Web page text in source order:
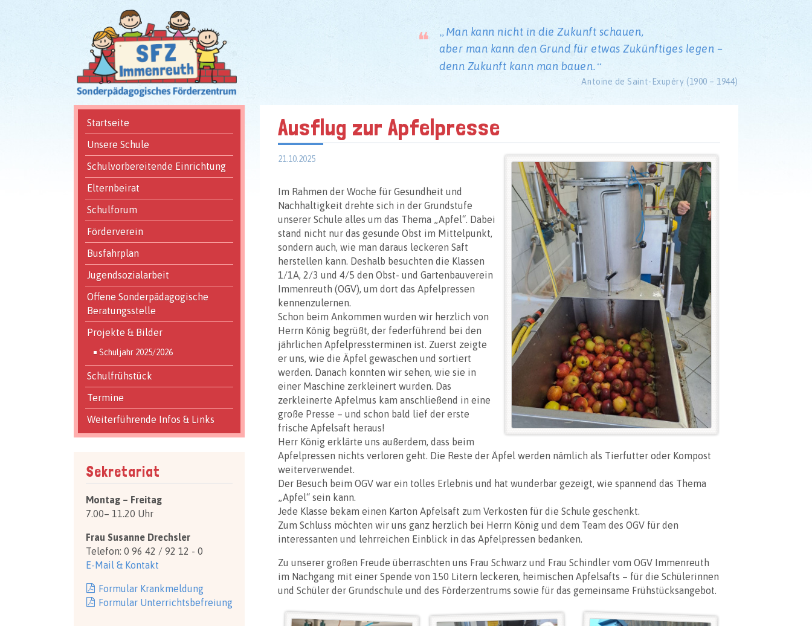
Man kann nicht in die Zukunft schauen,
aber man kann den Grund für etwas Zukünftiges legen –
denn Zukunft kann man bauen.
Antoine de Saint-Exupéry (1900 – 1944)
Navigation
überspringen
Startseite
Unsere Schule
Schulvorbereitende Einrichtung
Elternbeirat
Schulforum
Förderverein
Busfahrplan
Jugendsozialarbeit
Offene Sonderpädagogische
Beratungsstelle
Projekte & Bilder
Schuljahr 2025/2026
Schulfrühstück
Termine
Weiterführende Infos & Links
Sekretariat
Montag – Freitag
7.00– 11.20 Uhr
Frau Susanne Drechsler
Telefon: 0 96 42 / 92 12 - 0
E-Mail & Kontakt
Formular Krankmeldung
Formular Unterrichtsbefreiung
Ausflug zur Apfelpresse
21.10.2025
Im Rahmen der Woche für Gesundheit und
Nachhaltigkeit drehte sich in der Grundstufe
unserer Schule alles um das Thema „Apfel“. Dabei
stand nicht nur das gesunde Obst im Mittelpunkt,
sondern auch, wie man daraus leckeren Saft
herstellen kann. Deshalb besuchten die Klassen
1/1A, 2/3 und 4/5 den Obst- und Gartenbauverein
Immenreuth (OGV), um dort das Apfelpressen
kennenzulernen.
Schon beim Ankommen wurden wir herzlich von
Herrn König begrüßt, der federführend bei den
jährlichen Apfelpressterminen ist. Zuerst zeigte
er uns, wie die Äpfel gewaschen und sortiert
werden. Danach konnten wir sehen, wie sie in
einer Maschine zerkleinert wurden. Das
zerkleinerte Apfelmus kam anschließend in eine
große Presse – und schon bald lief der erste
frische Apfelsaft heraus!
Herr König erklärte uns außerdem, dass beim
Apfelpressen nichts verloren geht. Die Reste der Äpfel werden nämlich als Tierfutter oder Kompost
weiterverwendet.
Der Besuch beim OGV war ein tolles Erlebnis und hat wunderbar gezeigt, wie spannend das Thema
„Apfel“ sein kann.
Jede Klasse bekam einen Karton Apfelsaft zum Verkosten für die Schule geschenkt.
Zum Schluss möchten wir uns ganz herzlich bei Herrn König und dem Team des OGV für den
interessanten und lehrreichen Einblick in das Apfelpressen bedanken.
Zu unserer großen Freude überraschten uns Frau Schwarz und Frau Schindler vom OGV Immenreuth
im Nachgang mit einer Spende von 150 Litern leckeren, heimischen Apfelsafts – für die Schülerinnen
und Schüler der Grundschule und des Förderzentrums sowie für das gemeinsame Frühstücksangebot.